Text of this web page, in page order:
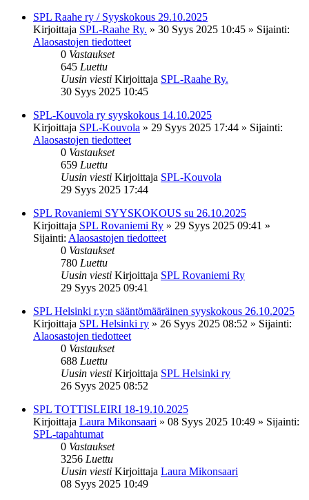
SPL Raahe ry / Syyskokous 29.10.2025
Kirjoittaja SPL-Raahe Ry. » 30 Syys 2025 10:45 » Sijainti:
Alaosastojen tiedotteet
0 Vastaukset
645 Luettu
Uusin viesti Kirjoittaja SPL-Raahe Ry.
30 Syys 2025 10:45
SPL-Kouvola ry syyskokous 14.10.2025
Kirjoittaja SPL-Kouvola » 29 Syys 2025 17:44 » Sijainti:
Alaosastojen tiedotteet
0 Vastaukset
659 Luettu
Uusin viesti Kirjoittaja SPL-Kouvola
29 Syys 2025 17:44
SPL Rovaniemi SYYSKOKOUS su 26.10.2025
Kirjoittaja SPL Rovaniemi Ry » 29 Syys 2025 09:41 »
Sijainti: Alaosastojen tiedotteet
0 Vastaukset
780 Luettu
Uusin viesti Kirjoittaja SPL Rovaniemi Ry
29 Syys 2025 09:41
SPL Helsinki r.y:n sääntömääräinen syyskokous 26.10.2025
Kirjoittaja SPL Helsinki ry » 26 Syys 2025 08:52 » Sijainti:
Alaosastojen tiedotteet
0 Vastaukset
688 Luettu
Uusin viesti Kirjoittaja SPL Helsinki ry
26 Syys 2025 08:52
SPL TOTTISLEIRI 18-19.10.2025
Kirjoittaja Laura Mikonsaari » 08 Syys 2025 10:49 » Sijainti:
SPL-tapahtumat
0 Vastaukset
3256 Luettu
Uusin viesti Kirjoittaja Laura Mikonsaari
08 Syys 2025 10:49